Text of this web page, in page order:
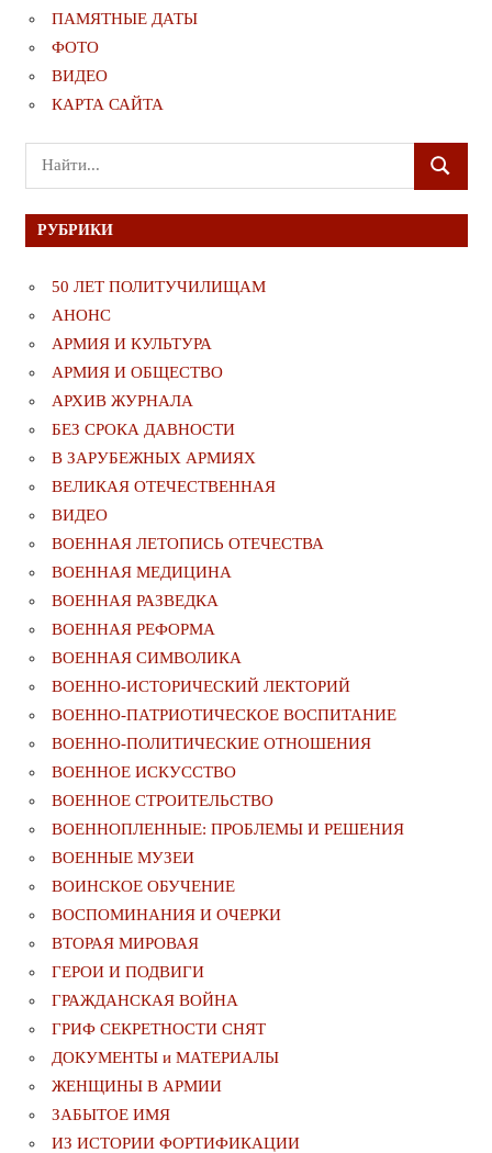
ПАМЯТНЫЕ ДАТЫ
ФОТО
ВИДЕО
КАРТА САЙТА
Поиск
для:
ПОИСК
РУБРИКИ
50 ЛЕТ ПОЛИТУЧИЛИЩАМ
АНОНС
АРМИЯ И КУЛЬТУРА
АРМИЯ И ОБЩЕСТВО
АРХИВ ЖУРНАЛА
БЕЗ СРОКА ДАВНОСТИ
В ЗАРУБЕЖНЫХ АРМИЯХ
ВЕЛИКАЯ ОТЕЧЕСТВЕННАЯ
ВИДЕО
ВОЕННАЯ ЛЕТОПИСЬ ОТЕЧЕСТВА
ВОЕННАЯ МЕДИЦИНА
ВОЕННАЯ РАЗВЕДКА
ВОЕННАЯ РЕФОРМА
ВОЕННАЯ СИМВОЛИКА
ВОЕННО-ИСТОРИЧЕСКИЙ ЛЕКТОРИЙ
ВОЕННО-ПАТРИОТИЧЕСКОЕ ВОСПИТАНИЕ
ВОЕННО-ПОЛИТИЧЕСКИE ОТНОШЕНИЯ
ВОЕННОЕ ИСКУССТВО
ВОЕННОЕ СТРОИТЕЛЬСТВО
ВОЕННОПЛЕННЫЕ: ПРОБЛЕМЫ И РЕШЕНИЯ
ВОЕННЫЕ МУЗЕИ
ВОИНСКОЕ ОБУЧЕНИЕ
ВОСПОМИНАНИЯ И ОЧЕРКИ
ВТОРАЯ МИРОВАЯ
ГЕРОИ И ПОДВИГИ
ГРАЖДАНСКАЯ ВОЙНА
ГРИФ СЕКРЕТНОСТИ СНЯТ
ДОКУМЕНТЫ и МАТЕРИАЛЫ
ЖЕНЩИНЫ В АРМИИ
ЗАБЫТОЕ ИМЯ
ИЗ ИСТОРИИ ФОРТИФИКАЦИИ